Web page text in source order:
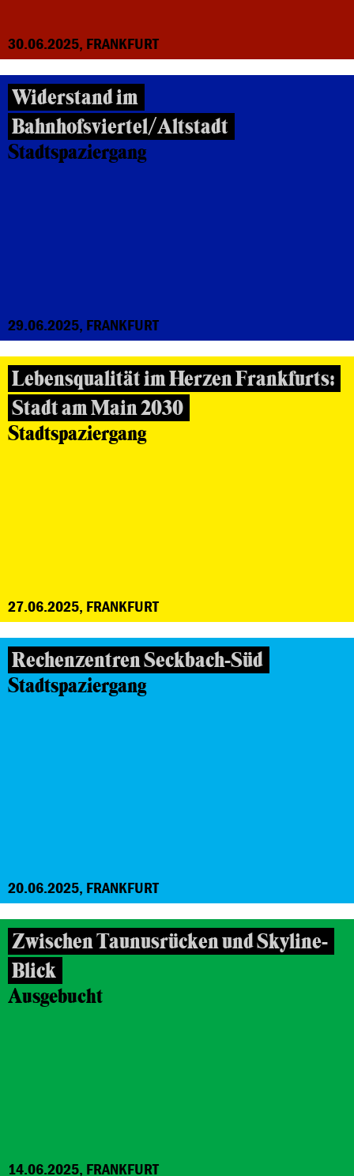
30.06.2025, FRANKFURT
Widerstand im
Bahnhofsviertel/Altstadt
Stadtspaziergang
29.06.2025, FRANKFURT
Lebensqualität im Herzen Frankfurts:
Stadt am Main 2030
Stadtspaziergang
27.06.2025, FRANKFURT
Rechenzentren Seckbach-Süd
Stadtspaziergang
20.06.2025, FRANKFURT
Zwischen Taunusrücken und Skyline-
Blick
Ausgebucht
14.06.2025, FRANKFURT